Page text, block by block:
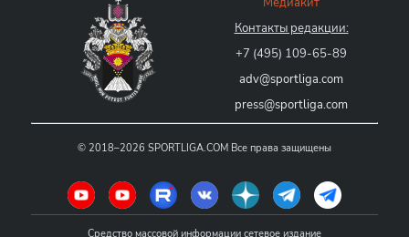
Контакты редакции:
+7 (495) 109-65-89
adv@sportliga.com
press@sportliga.com
© 2018–2026 SPORTLIGA.COM Все права защищены
Средство массовой информации сетевое издание